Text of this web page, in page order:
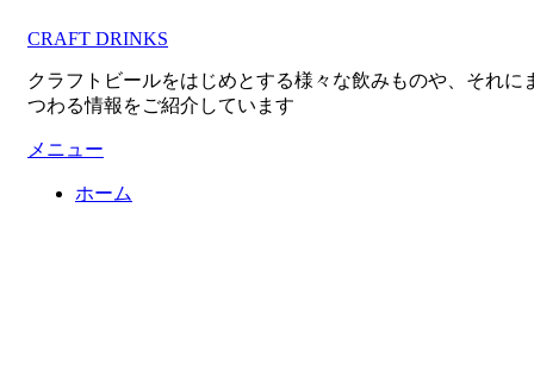
CRAFT DRINKS
クラフトビールをはじめとする様々な飲みものや、それに
つわる情報をご紹介しています
メニュー
ホーム